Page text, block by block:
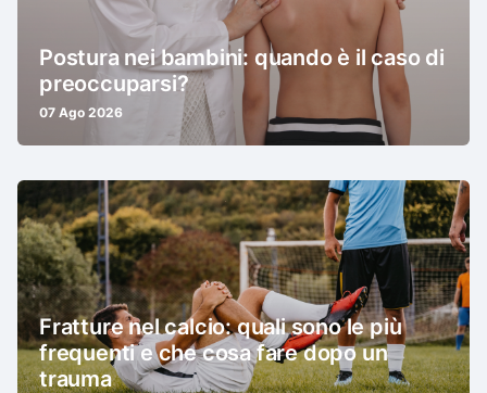
Postura nei bambini: quando è il caso di
preoccuparsi?
07 Ago 2026
Fratture nel calcio: quali sono le più
frequenti e che cosa fare dopo un
trauma